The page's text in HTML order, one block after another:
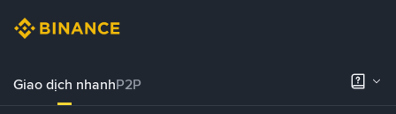
Giao dịch nhanhP2P